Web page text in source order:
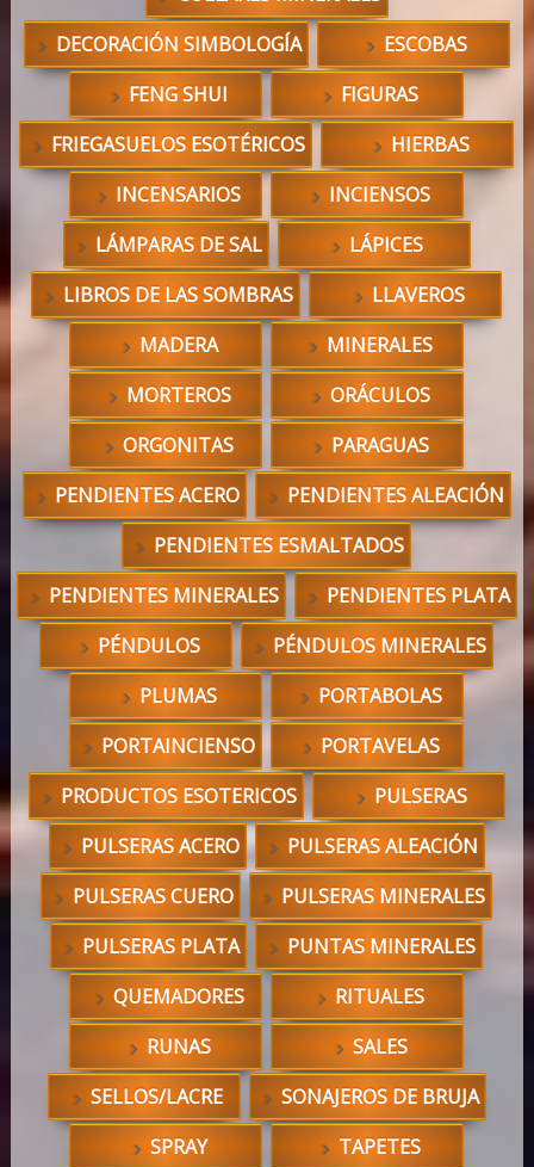
DECORACIÓN SIMBOLOGÍA
ESCOBAS
FENG SHUI
FIGURAS
FRIEGASUELOS ESOTÉRICOS
HIERBAS
INCENSARIOS
INCIENSOS
LÁMPARAS DE SAL
LÁPICES
LIBROS DE LAS SOMBRAS
LLAVEROS
MADERA
MINERALES
MORTEROS
ORÁCULOS
ORGONITAS
PARAGUAS
PENDIENTES ACERO
PENDIENTES ALEACIÓN
PENDIENTES ESMALTADOS
PENDIENTES MINERALES
PENDIENTES PLATA
PÉNDULOS
PÉNDULOS MINERALES
PLUMAS
PORTABOLAS
PORTAINCIENSO
PORTAVELAS
PRODUCTOS ESOTERICOS
PULSERAS
PULSERAS ACERO
PULSERAS ALEACIÓN
PULSERAS CUERO
PULSERAS MINERALES
PULSERAS PLATA
PUNTAS MINERALES
QUEMADORES
RITUALES
RUNAS
SALES
SELLOS/LACRE
SONAJEROS DE BRUJA
SPRAY
TAPETES